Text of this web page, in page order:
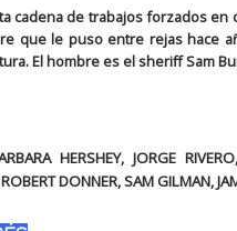
cadena de trabajos forzados
que le puso entre rejas hace
El hombre es el sheriff Sam
HERSHEY, JORGE
DONNER, SAM GILMAN,